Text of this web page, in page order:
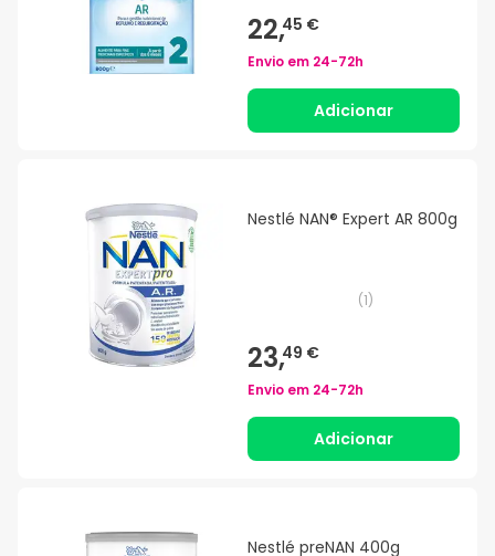
22,45 €
Envio em 24-72h
Adicionar
Nestlé NAN® Expert AR 800g
(1)
23,49 €
Envio em 24-72h
Adicionar
Nestlé preNAN 400g